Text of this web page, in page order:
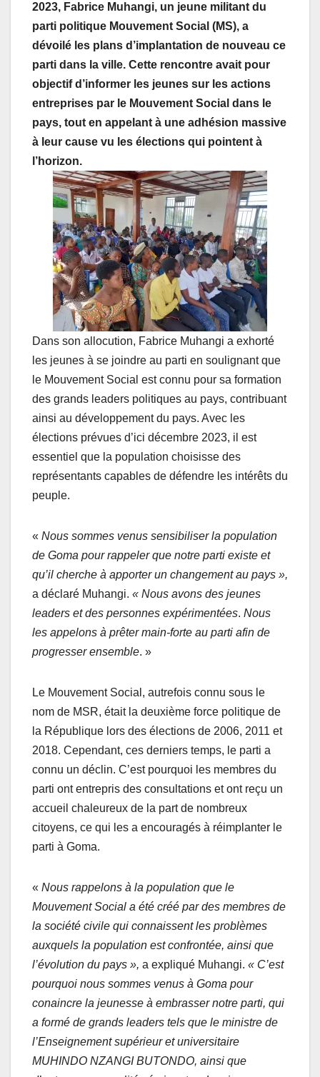
2023, Fabrice Muhangi, un jeune militant du
parti politique Mouvement Social (MS), a
dévoilé les plans d’implantation de nouveau ce
parti dans la ville. Cette rencontre avait pour
objectif d’informer les jeunes sur les actions
entreprises par le Mouvement Social dans le
pays, tout en appelant à une adhésion massive
à leur cause vu les élections qui pointent à
l’horizon.
Dans son allocution, Fabrice Muhangi a exhorté
les jeunes à se joindre au parti en soulignant que
le Mouvement Social est connu pour sa formation
des grands leaders politiques au pays, contribuant
ainsi au développement du pays. Avec les
élections prévues d’ici décembre 2023, il est
essentiel que la population choisisse des
représentants capables de défendre les intérêts du
peuple.
« Nous sommes venus sensibiliser la population
de Goma pour rappeler que notre parti existe et
qu’il cherche à apporter un changement au pays »,
a déclaré Muhangi. « Nous avons des jeunes
leaders et des personnes expérimentées. Nous
les appelons à prêter main-forte au parti afin de
progresser ensemble. »
Le Mouvement Social, autrefois connu sous le
nom de MSR, était la deuxième force politique de
la République lors des élections de 2006, 2011 et
2018. Cependant, ces derniers temps, le parti a
connu un déclin. C’est pourquoi les membres du
parti ont entrepris des consultations et ont reçu un
accueil chaleureux de la part de nombreux
citoyens, ce qui les a encouragés à réimplanter le
parti à Goma.
« Nous rappelons à la population que le
Mouvement Social a été créé par des membres de
la société civile qui connaissent les problèmes
auxquels la population est confrontée, ainsi que
l’évolution du pays », a expliqué Muhangi. « C’est
pourquoi nous sommes venus à Goma pour
conaincre la jeunesse à embrasser notre parti, qui
a formé de grands leaders tels que le ministre de
l’Enseignement supérieur et universitaire
MUHINDO NZANGI BUTONDO, ainsi que